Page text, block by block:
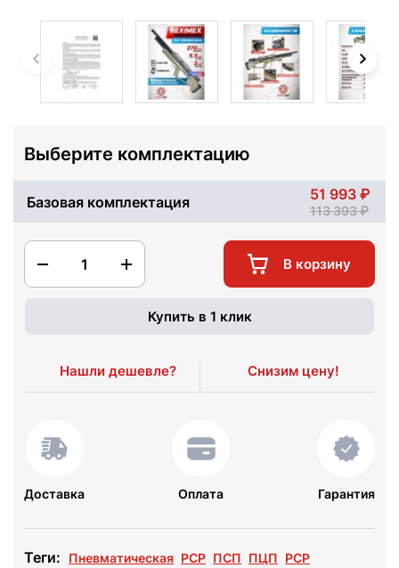
Выберите комплектацию
Базовая комплектация 51 993
113 393
1 В корзину
Купить в 1 клик
Нашли дешевле? Снизим цену!
Доставка Оплата Гарантия
Теги: Пневматическая PCP ПСП ПЦП РСР